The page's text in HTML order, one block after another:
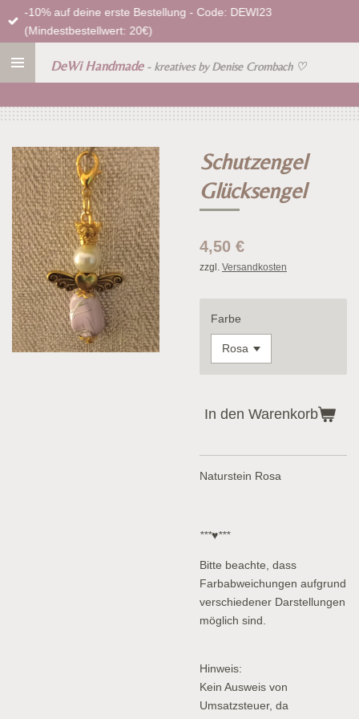
Zum
Hauptinhalt
DeWi Handmade - kreatives by Denise Crombach ♡
-10% auf deine erste Bestellung - Code: DEWI23
(Mindestbestellwert: 20€)
Schutzengel
Glücksengel
4,50 €
zzgl. Versandkosten
Farbe
In den Warenkorb
Naturstein Rosa
***♥***
Bitte beachte, dass
Farbabweichungen aufgrund
verschiedener Darstellungen
möglich sind.
Hinweis:
Kein Ausweis von
Umsatzsteuer, da